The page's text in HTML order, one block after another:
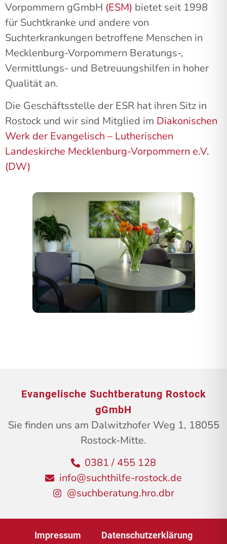
Vorpommern gGmbH (ESM) bietet seit 1998
für Suchtkranke und andere von
Suchterkrankungen betroffene Menschen in
Mecklenburg-Vorpommern Beratungs-,
Vermittlungs- und Betreuungshilfen in hoher
Qualität an.
Die Geschäftsstelle der ESR hat ihren Sitz in
Rostock und wir sind Mitglied im Diakonischen
Werk der Evangelisch – Lutherischen
Landeskirche Mecklenburg-Vorpommern e.V.
(DW)
Evangelische Suchtberatung Rostock
gGmbH
Sie finden uns am Dalwitzhofer Weg 1, 18055
Rostock-Mitte.
0381 / 455 128
info@suchthilfe-rostock.de
@suchberatung.hro.dbr
Impressum Datenschutzerklärung